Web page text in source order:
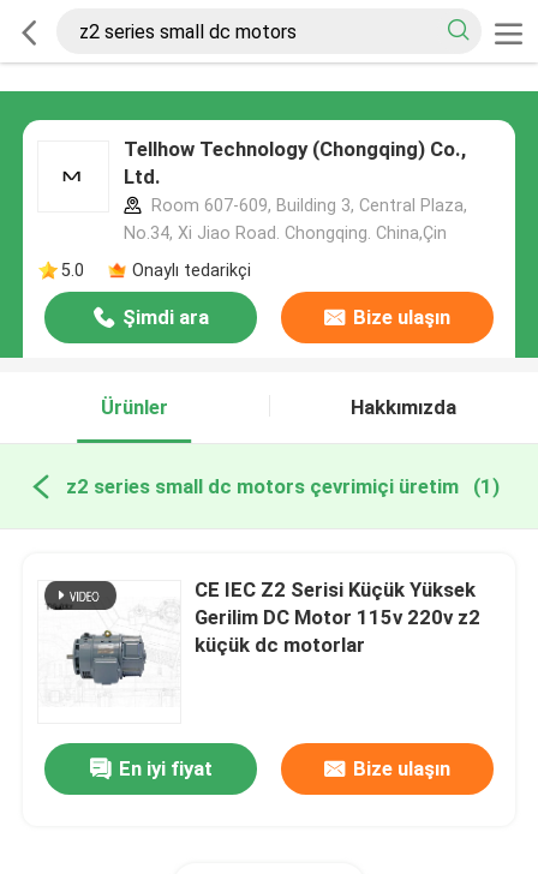
Tellhow Technology (Chongqing) Co.,
Ltd.
Room 607-609, Building 3, Central Plaza,
No.34, Xi Jiao Road. Chongqing. China,Çin
5.0
Onaylı tedarikçi
Şimdi ara Bize ulaşın
Ürünler Hakkımızda
z2 series small dc motors çevrimiçi üretim (1)
CE IEC Z2 Serisi Küçük Yüksek
Gerilim DC Motor 115v 220v z2
küçük dc motorlar
En iyi fiyat Bize ulaşın